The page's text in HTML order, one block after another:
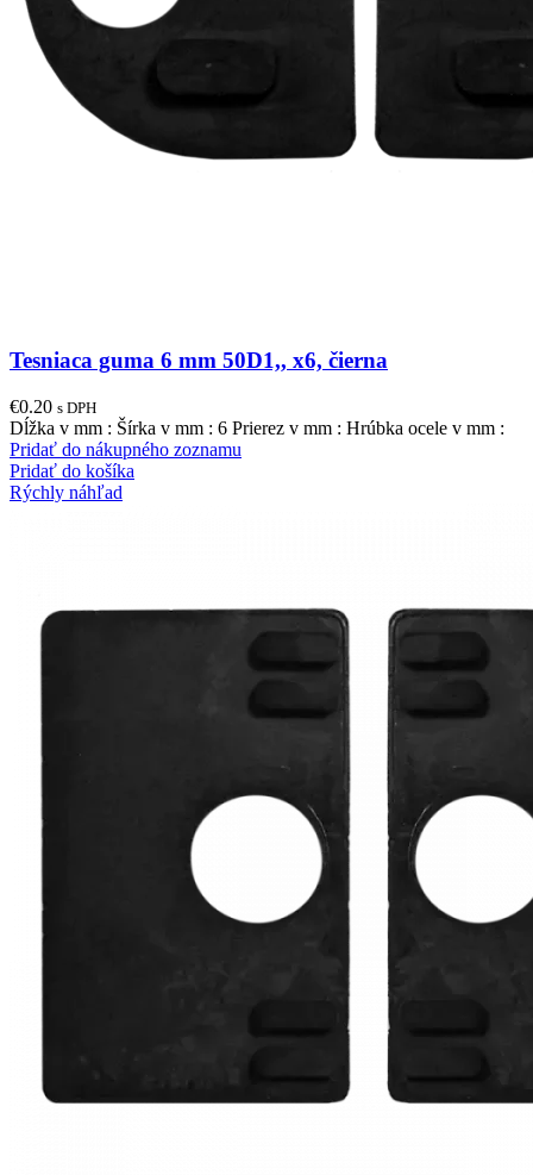
Tesniaca guma 6 mm 50D1,, x6, čierna
€0.20 s DPH
Dĺžka v mm : Šírka v mm : 6 Prierez v mm : Hrúbka ocele v mm :
Pridať do nákupného zoznamu
Pridať do košíka
Rýchly náhľad